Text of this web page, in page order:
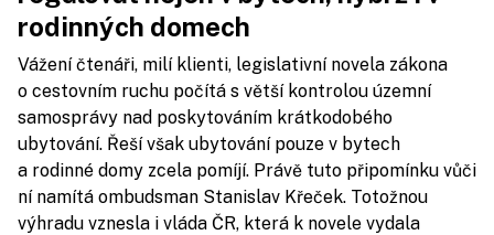
rodinných domech
Vážení čtenáři, milí klienti, legislativní novela zákona
o cestovním ruchu počítá s větší kontrolou územní
samosprávy nad poskytováním krátkodobého
ubytování. Řeší však ubytování pouze v bytech
a rodinné domy zcela pomíjí. Právě tuto připomínku vůči
ní namítá ombudsman Stanislav Křeček. Totožnou
výhradu vznesla i vláda ČR, která k novele vydala